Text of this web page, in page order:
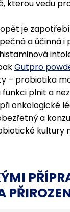
kterou vedu
je
a účinná i
Gutpro
– probiotika
plnit a
onkologické
a
kultury